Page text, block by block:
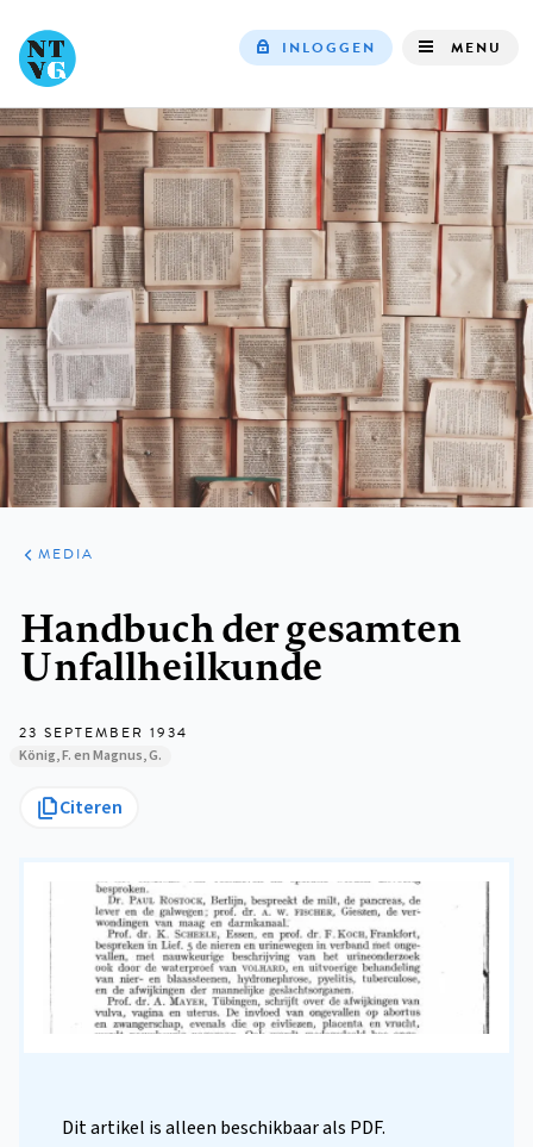
navigation
INLOGGEN MENU
ARTIKELEN
VARIA
MEDIA
Handbuch der gesamten
Unfallheilkunde
23 SEPTEMBER 1934
König, F. en Magnus, G.
Citeren
Dit artikel is alleen beschikbaar als PDF.